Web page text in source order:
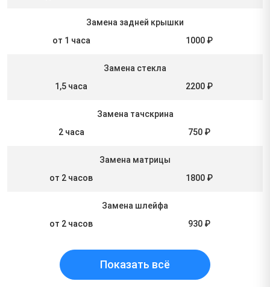
Замена задней крышки
от 1 часа
1000 ₽
Замена стекла
1,5 часа
2200 ₽
Замена тачскрина
2 часа
750 ₽
Замена матрицы
от 2 часов
1800 ₽
Замена шлейфа
от 2 часов
930 ₽
Показать всё